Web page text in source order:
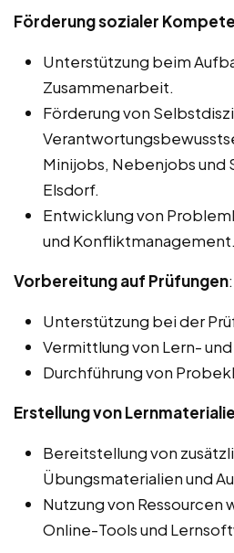
Förderung sozialer
Unterstützung beim
Zusammenarbeit.
Förderung von
Minijobs, Nebenjobs und
Elsdorf.
Entwicklung von
und Konfliktmanagement.
Vorbereitung auf Prüfungen:
Unterstützung bei der
Vermittlung von Lern-
Durchführung von
Erstellung von
Bereitstellung von
Übungsmaterialien und
Nutzung von
Online-Tools und